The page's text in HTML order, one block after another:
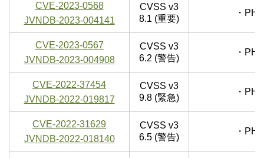
CVE-2023-0568
JVNDB-2023-004141
CVSS v3
8.1 (重要)
・
CVE-2023-0567
JVNDB-2023-004908
CVSS v3
6.2 (警告)
・
CVE-2022-37454
JVNDB-2022-019817
CVSS v3
9.8 (緊急)
・
CVE-2022-31629
JVNDB-2022-018140
CVSS v3
6.5 (警告)
・